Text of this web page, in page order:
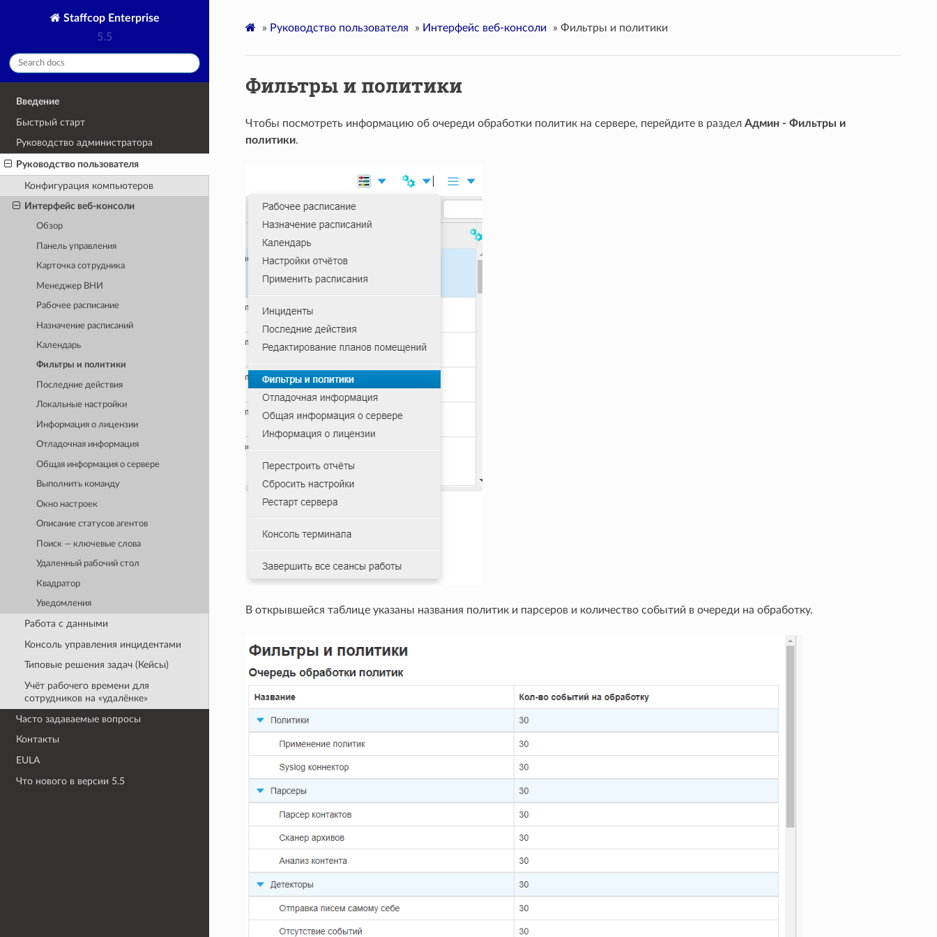
Staffcop Enterprise
5.5
Введение
Быстрый старт
Руководство администратора
Руководство пользователя
Конфигурация компьютеров
Интерфейс веб-консоли
Обзор
Панель управления
Карточка сотрудника
Менеджер ВНИ
Рабочее расписание
Назначение расписаний
Календарь
Фильтры и политики
Последние действия
Локальные настройки
Информация о лицензии
Отладочная информация
Общая информация о сервере
Выполнить команду
Окно настроек
Описание статусов агентов
Поиск — ключевые слова
Удаленный рабочий стол
Квадратор
Уведомления
Работа с данными
Консоль управления инцидентами
Типовые решения задач (Кейсы)
Учёт рабочего времени для
сотрудников на «удалёнке»
Часто задаваемые вопросы
Контакты
EULA
Что нового в версии 5.5
» Руководство пользователя » Интерфейс веб-консоли » Фильтры и политики
Фильтры и политики
Чтобы посмотреть информацию об очереди обработки политик на сервере, перейдите в раздел Админ - Фильтры и
политики.
В открывшейся таблице указаны названия политик и парсеров и количество событий в очереди на обработку.